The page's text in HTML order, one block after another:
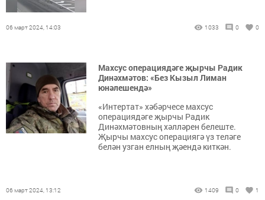
06 март 2024, 14:03 1033 0 0
Махсус операциядәге җырчы Радик
Динәхмәтов: «Без Кызыл Лиман
юнәлешендә»
«Интертат» хәбәрчесе махсус
операциядәге җырчы Радик
Динәхмәтовның хәлләрен белеште.
Җырчы махсус операциягә үз теләге
белән узган елның җәендә киткән.
06 март 2024, 13:12 1409 0 1